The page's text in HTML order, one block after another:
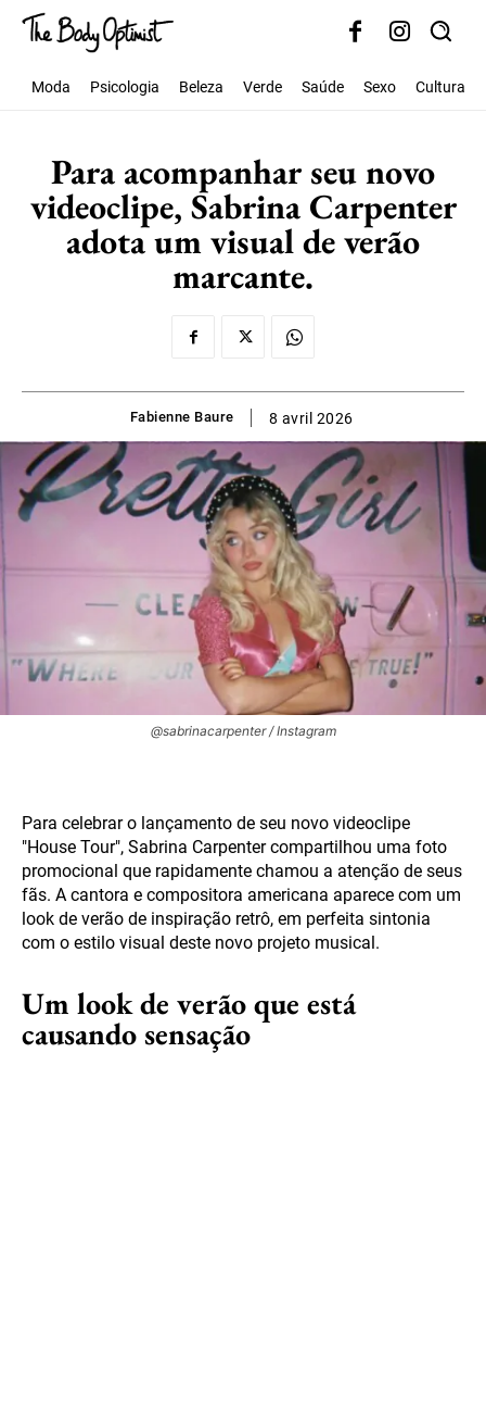
Moda Psicologia Beleza Verde Saúde Sexo Cultura
Para acompanhar seu novo
videoclipe, Sabrina Carpenter
adota um visual de verão
marcante.
Fabienne Baure 8 avril 2026
@sabrinacarpenter / Instagram
Para celebrar o lançamento de seu novo videoclipe
"House Tour", Sabrina Carpenter compartilhou uma foto
promocional que rapidamente chamou a atenção de seus
fãs. A cantora e compositora americana aparece com um
look de verão de inspiração retrô, em perfeita sintonia
com o estilo visual deste novo projeto musical.
Um look de verão que está
causando sensação